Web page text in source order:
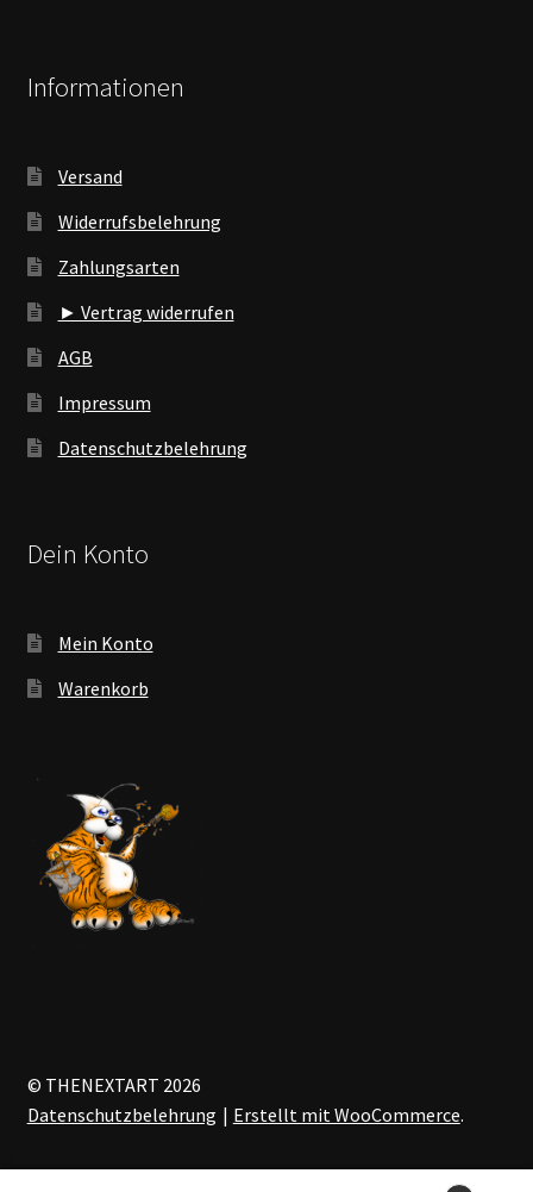
Informationen
Versand
Widerrufsbelehrung
Zahlungsarten
► Vertrag widerrufen
AGB
Impressum
Datenschutzbelehrung
Dein Konto
Mein Konto
Warenkorb
© THENEXTART 2026
Datenschutzbelehrung
Erstellt mit WooCommerce.